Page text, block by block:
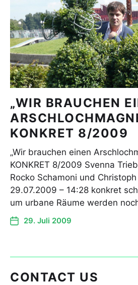
„WIR BRAUCHEN
KONKRET 8/2009
„Wir brauchen einen
KONKRET 8/2009 Svenna
Rocko Schamoni und
29.07.2009 – 14:28 konkret
um urbane Räume werden
29. Juli 2009
CONTACT US